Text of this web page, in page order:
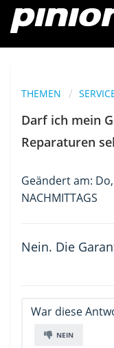
THEMEN
Darf ich mein
Reparaturen
Geändert am:
NACHMITTAGS
Nein. Die
War diese
NEIN